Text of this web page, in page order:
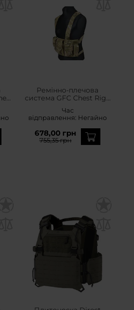
Ремінно-плечова
система GFC Chest Rig -
Час
відправлення: Негайно
678,00 грн
755,35 грн